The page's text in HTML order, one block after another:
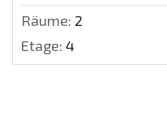
Räume: 2
Etage: 4